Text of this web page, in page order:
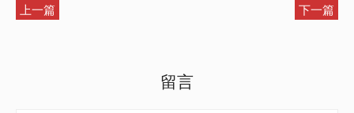
上一篇 下一篇
留言